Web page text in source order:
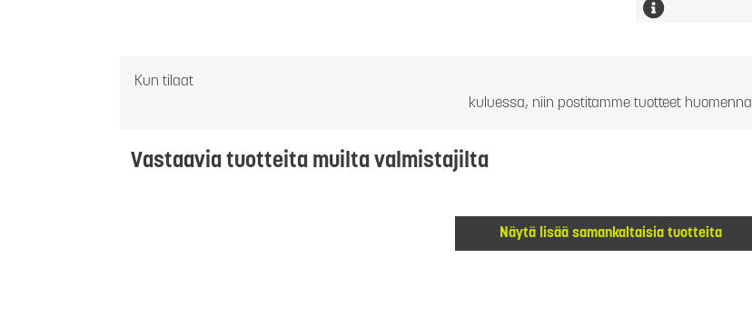
Kun tilaat
kuluessa, niin postitamme tuotteet huomenna
Vastaavia tuotteita muilta valmistajilta
Näytä lisää samankaltaisia tuotteita